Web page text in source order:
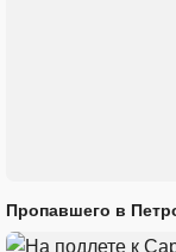
Пропавшего в